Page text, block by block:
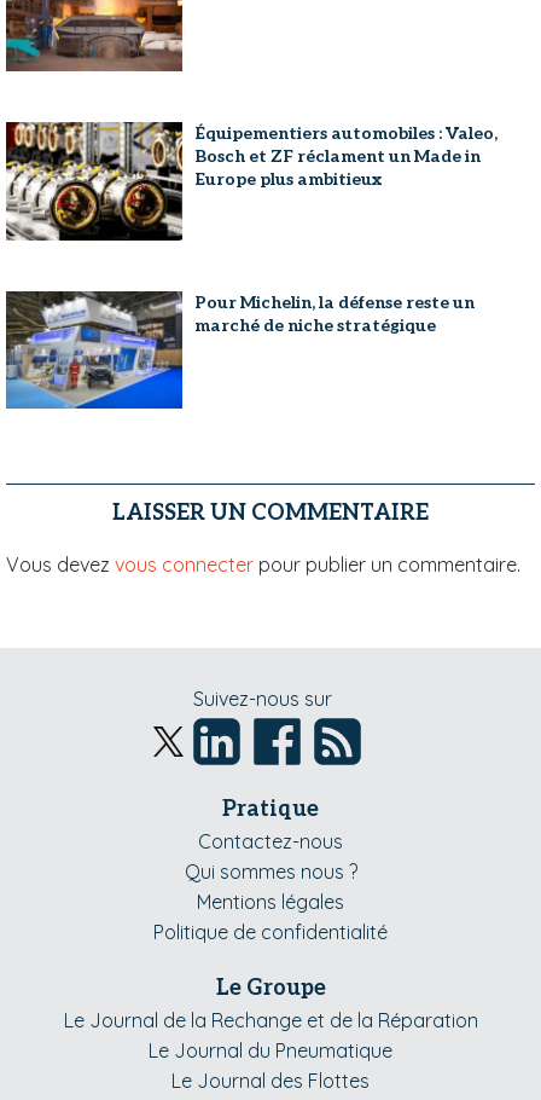
Équipementiers automobiles : Valeo,
Bosch et ZF réclament un Made in
Europe plus ambitieux
Pour Michelin, la défense reste un
marché de niche stratégique
LAISSER UN COMMENTAIRE
Vous devez vous connecter pour publier un commentaire.
Suivez-nous sur
Pratique
Contactez-nous
Qui sommes nous ?
Mentions légales
Politique de confidentialité
Le Groupe
Le Journal de la Rechange et de la Réparation
Le Journal du Pneumatique
Le Journal des Flottes